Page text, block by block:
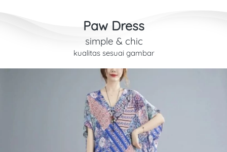
Paw Dress
simple & chic
kualitas sesuai gambar